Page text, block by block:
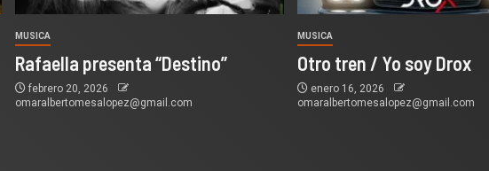
MUSICA
Rafaella presenta “Destino”
febrero 20, 2026
omaralbertomesalopez@gmail.com
MUSICA
Otro tren / Yo soy Drox
enero 16, 2026
omaralbertomesalopez@gmail.com